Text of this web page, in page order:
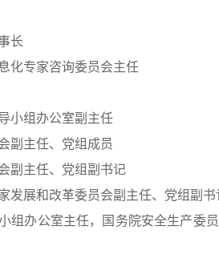
长
化专家咨询委员会主任
小组办公室副主任
副主任、党组成员
副主任、党组副书记
展和改革委员会副主任、党组副书
办公室主任，国务院安全生产委